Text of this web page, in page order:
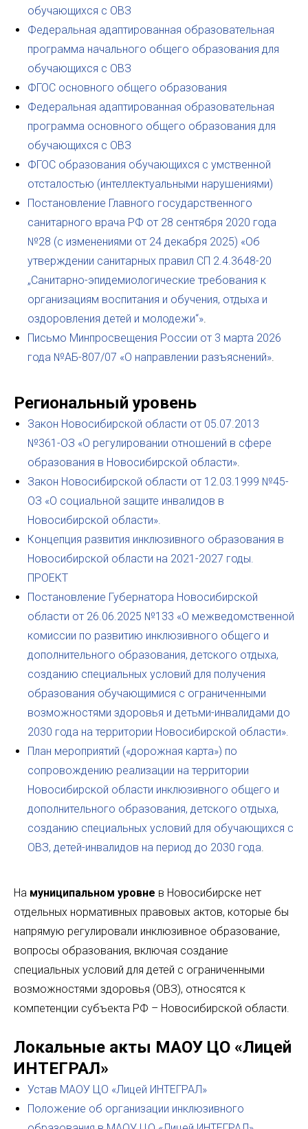
обучающихся с ОВЗ
Федеральная адаптированная образовательная
программа начального общего образования для
обучающихся с ОВЗ
ФГОС основного общего образования
Федеральная адаптированная образовательная
программа основного общего образования для
обучающихся с ОВЗ
ФГОС образования обучающихся с умственной
отсталостью (интеллектуальными нарушениями)
Постановление Главного государственного
санитарного врача РФ от 28 сентября 2020 года
№28 (с изменениями от 24 декабря 2025) «Об
утверждении санитарных правил СП 2.4.3648-20
„Санитарно-эпидемиологические требования к
организациям воспитания и обучения, отдыха и
оздоровления детей и молодежи“».
Письмо Минпросвещения России от 3 марта 2026
года №АБ-807/07 «О направлении разъяснений».
Региональный уровень
Закон Новосибирской области от 05.07.2013
№361-ОЗ «О регулировании отношений в сфере
образования в Новосибирской области».
Закон Новосибирской области от 12.03.1999 №45-
ОЗ «О социальной защите инвалидов в
Новосибирской области».
Концепция развития инклюзивного образования в
Новосибирской области на 2021-2027 годы.
ПРОЕКТ
Постановление Губернатора Новосибирской
области от 26.06.2025 №133 «О межведомственной
комиссии по развитию инклюзивного общего и
дополнительного образования, детского отдыха,
созданию специальных условий для получения
образования обучающимися с ограниченными
возможностями здоровья и детьми-инвалидами до
2030 года на территории Новосибирской области».
План мероприятий («дорожная карта») по
сопровождению реализации на территории
Новосибирской области инклюзивного общего и
дополнительного образования, детского отдыха,
созданию специальных условий для обучающихся с
ОВЗ, детей-инвалидов на период до 2030 года.
На муниципальном уровне в Новосибирске нет
отдельных нормативных правовых актов, которые бы
напрямую регулировали инклюзивное образование,
вопросы образования, включая создание
специальных условий для детей с ограниченными
возможностями здоровья (ОВЗ), относятся к
компетенции субъекта РФ – Новосибирской области.
Локальные акты МАОУ ЦО «Лицей
ИНТЕГРАЛ»
Устав МАОУ ЦО «Лицей ИНТЕГРАЛ»
Положение об организации инклюзивного